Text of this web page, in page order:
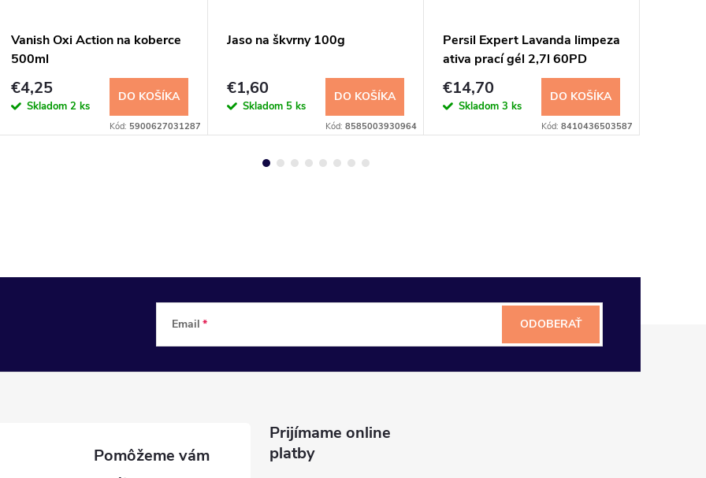
Vanish Oxi Action na koberce
500ml
€4,25
Skladom 2 ks
DO KOŠÍKA
Kód: 5900627031287
Jaso na škvrny 100g
€1,60
Skladom 5 ks
DO KOŠÍKA
Kód: 8585003930964
Persil Expert Lavanda limpeza
ativa prací gél 2,7l 60PD
€14,70
Skladom 3 ks
DO KOŠÍKA
Kód: 8410436503587
Email ODOBERAŤ
Prijímame online
platby